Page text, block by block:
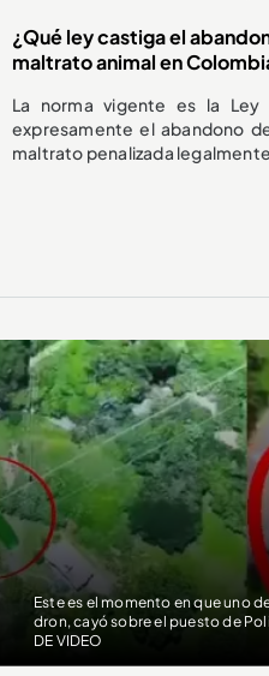
¿Qué ley castiga el
maltrato animal en
La norma vigente es la Ley
expresamente el abandono
maltrato penalizada
Este es el momento en que uno
dron, cayó sobre el puesto de
DE VIDEO